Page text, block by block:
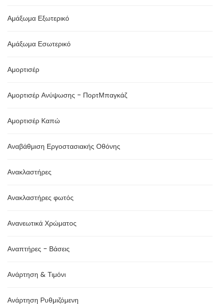
Αμάξωμα Εξωτερικό
Αμάξωμα Εσωτερικό
Αμορτισέρ
Αμορτισέρ Ανύψωσης - ΠορτΜπαγκάζ
Αμορτισέρ Καπώ
Αναβάθμιση Εργοστασιακής Οθόνης
Ανακλαστήρες
Ανακλαστήρες φωτός
Ανανεωτικά Χρώματος
Αναπτήρες - Βάσεις
Ανάρτηση & Τιμόνι
Ανάρτηση Ρυθμιζόμενη